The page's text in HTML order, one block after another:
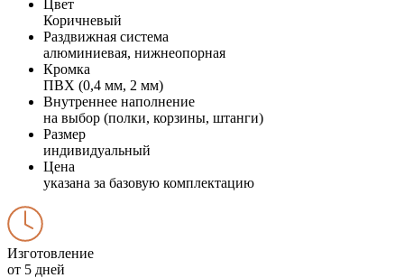
Цвет
Коричневый
Раздвижная система
алюминиевая, нижнеопорная
Кромка
ПВХ (0,4 мм, 2 мм)
Внутреннее наполнение
на выбор (полки, корзины, штанги)
Размер
индивидуальный
Цена
указана за базовую комплектацию
Изготовление
от 5 дней